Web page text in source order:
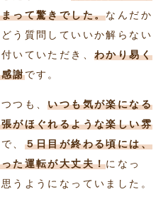
って驚きでした。なんだか
う質問していいか解らない
いていただき、 わかり易く
謝です。
つも、いつも気が楽になる
がほぐれるような楽しい雰
、 ５日目が終わる頃には、
た運転が大丈夫！になっ
思うようになっていました。